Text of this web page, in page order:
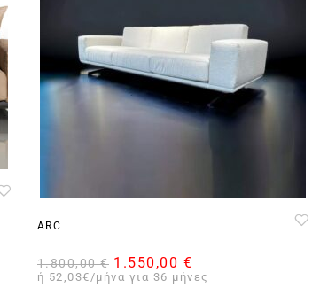
ARC
1.800,00€ 1.550,00 €
ή 52,03€/μήνα για 36 μήνες